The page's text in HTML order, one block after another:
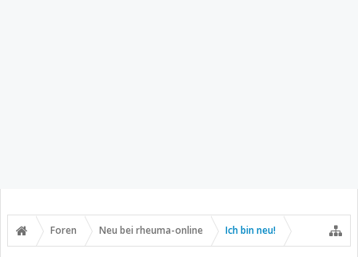
Foren Neu bei rheuma-online Ich bin neu!